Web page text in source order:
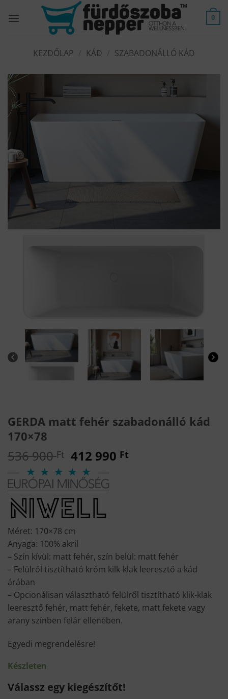
0
KEZDŐLAP KÁD SZABADONÁLLÓ KÁD
GERDA matt fehér szabadonálló kád
170×78
536 900Ft Original
price
was:
536
900 Ft.
412 990 Ft
Méret: 170×78 cm
Anyaga: 100% akril
– Szín kívül: matt fehér, szín belül: matt fehér
– Felülről tisztítható króm kilk-klak leeresztő a kád
árában
– Opcionálisan választható felülről tisztítható klik-klak
leeresztő fehér, matt fehér, fekete, matt fekete vagy
arany színben felár ellenében.
Egyedi megrendelésre!
Készleten
Válassz egy kiegészítőt!